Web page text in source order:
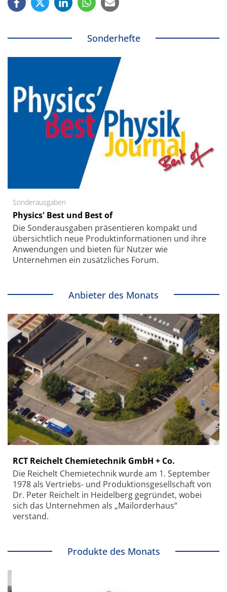
Sonderhefte
Sonderausgaben
Physics' Best und Best of
Die Sonder­ausgaben präsentieren kompakt und
übersichtlich neue Produkt­informationen und ihre
Anwendungen und bieten für Nutzer wie
Unternehmen ein zusätzliches Forum.
Anbieter des Monats
RCT Reichelt Chemietechnik GmbH + Co.
Die Reichelt Chemietechnik wurde am 1. September
1978 als Vertriebs- und Produktionsgesellschaft von
Dr. Peter Reichelt in Heidelberg gegründet, wobei
sich das Unternehmen als „Mailorderhaus“
verstand.
Produkte des Monats